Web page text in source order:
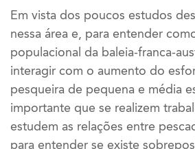
Em vista dos poucos estudos
nessa área e, para entender
populacional da baleia-franca-
interagir com o aumento do
pesqueira de pequena e média
importante que se realizem
estudem as relações entre
para entender se existe